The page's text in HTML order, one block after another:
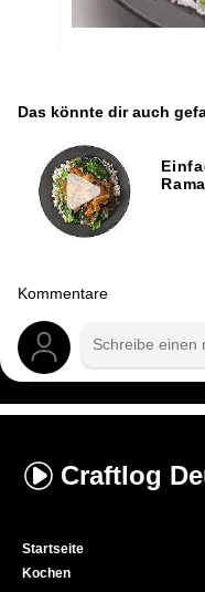
Das könnte dir auch
Rama
Kommentare
Craftlog
Startseite
Kochen